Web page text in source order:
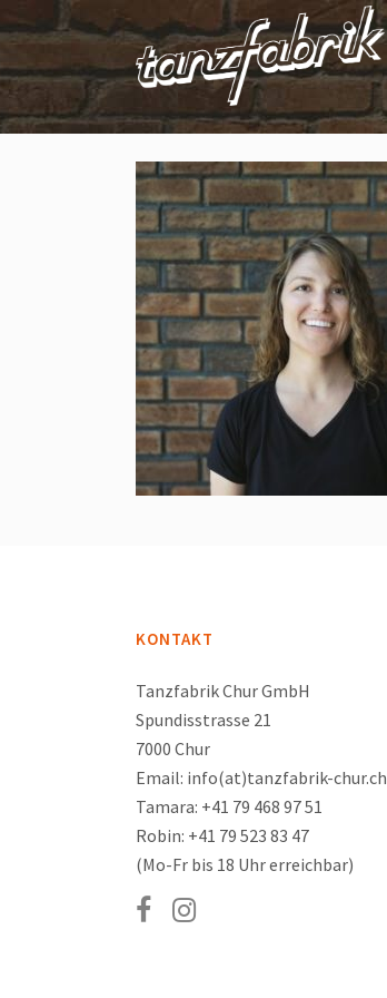
KONTAKT
Tanzfabrik Chur GmbH
Spundisstrasse 21
7000 Chur
Email: info(at)tanzfabrik-chur.ch
Tamara: +41 79 468 97 51
Robin: +41 79 523 83 47
(Mo-Fr bis 18 Uhr erreichbar)